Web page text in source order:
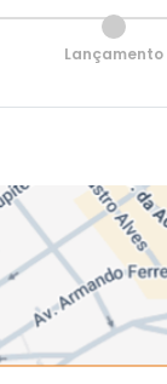
Lançamento